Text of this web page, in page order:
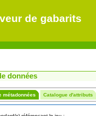
de gabarits
données
métadonnées Catalogue d'attributs